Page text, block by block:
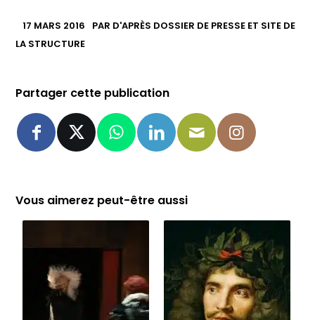
17 MARS 2016 PAR D'APRÈS DOSSIER DE PRESSE ET SITE DE
LA STRUCTURE
Partager cette publication
Vous aimerez peut-être aussi